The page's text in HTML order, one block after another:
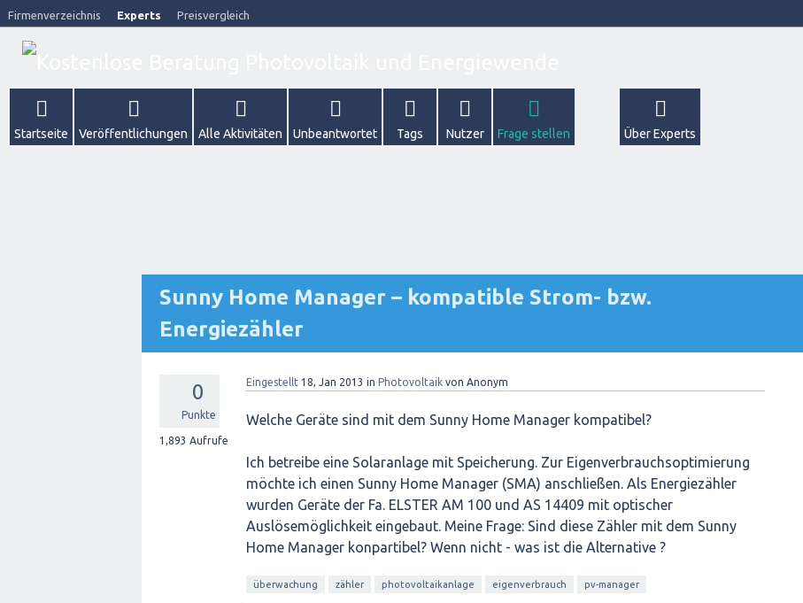
Firmenverzeichnis Experts Preisvergleich
Startseite Veröffentlichungen Alle Aktivitäten Unbeantwortet Tags Nutzer Frage stellen Über Experts
Sunny Home Manager – kompatible Strom- bzw.
Energiezähler
0
Punkte
1,893 Aufrufe
Eingestellt 18, Jan 2013 in Photovoltaik von Anonym
Welche Geräte sind mit dem Sunny Home Manager kompatibel?
Ich betreibe eine Solaranlage mit Speicherung. Zur Eigenverbrauchsoptimierung
möchte ich einen Sunny Home Manager (SMA) anschließen. Als Energiezähler
wurden Geräte der Fa. ELSTER AM 100 und AS 14409 mit optischer
Auslösemöglichkeit eingebaut. Meine Frage: Sind diese Zähler mit dem Sunny
Home Manager konpartibel? Wenn nicht - was ist die Alternative ?
überwachung zähler photovoltaikanlage eigenverbrauch pv-manager